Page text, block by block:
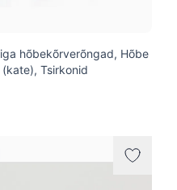
hõbekõrverõngad, Hõbe
(kate), Tsirkonid